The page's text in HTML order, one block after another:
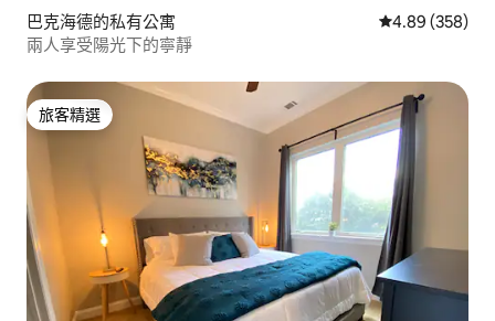
巴克海德的私有公寓 從 358 則評價
4.89 (358)
兩人享受陽光下的寧靜
旅客精選
旅客精選